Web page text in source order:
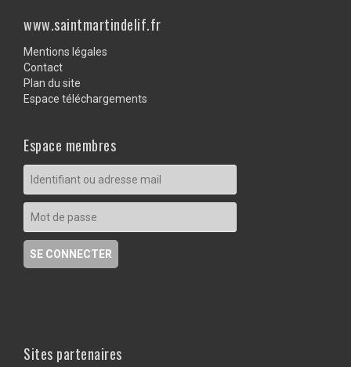
www.saintmartindelif.fr
Mentions légales
Contact
Plan du site
Espace téléchargements
Espace membres
Sites partenaires